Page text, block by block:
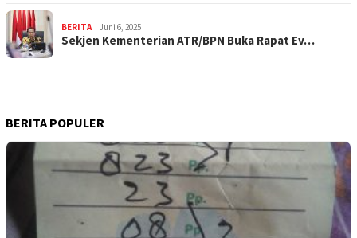
BERITA Juni 6, 2025
Sekjen Kementerian ATR/BPN Buka Rapat Ev…
BERITA POPULER